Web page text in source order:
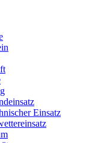
Einsatz